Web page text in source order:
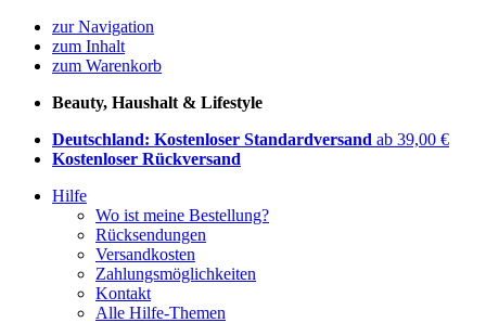
zur Navigation
zum Inhalt
zum Warenkorb
Beauty, Haushalt & Lifestyle
Deutschland: Kostenloser Standardversand ab 39,00 €
Kostenloser Rückversand
Hilfe
Wo ist meine Bestellung?
Rücksendungen
Versandkosten
Zahlungsmöglichkeiten
Kontakt
Alle Hilfe-Themen